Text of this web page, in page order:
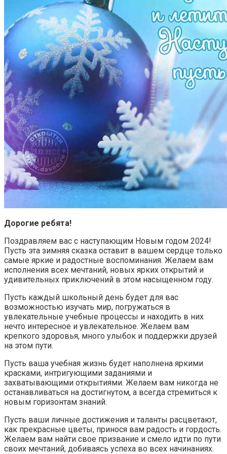
Дорогие ребята!
Поздравляем вас с наступающим Новым годом 2024!
Пусть эта зимняя сказка оставит в вашем сердце только
самые яркие и радостные воспоминания. Желаем вам
исполнения всех мечтаний, новых ярких открытий и
удивительных приключений в этом насыщенном году.
Пусть каждый школьный день будет для вас
возможностью изучать мир, погружаться в
увлекательные учебные процессы и находить в них
нечто интересное и увлекательное. Желаем вам
крепкого здоровья, много улыбок и поддержки друзей
на этом пути.
Пусть ваша учебная жизнь будет наполнена яркими
красками, интригующими заданиями и
захватывающими открытиями. Желаем вам никогда не
останавливаться на достигнутом, а всегда стремиться к
новым горизонтам знаний.
Пусть ваши личные достижения и таланты расцветают,
как прекрасные цветы, принося вам радость и гордость.
Желаем вам найти свое призвание и смело идти по пути
своих мечтаний, добиваясь успеха во всех начинаниях.